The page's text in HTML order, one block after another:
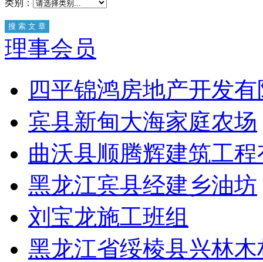
类别：
理事会员
四平锦鸿房地产开发
宾县新甸大海家庭农场
曲沃县顺腾辉建筑工
黑龙江宾县经建乡油坊
刘宝龙施工班组
黑龙江省绥棱县兴林